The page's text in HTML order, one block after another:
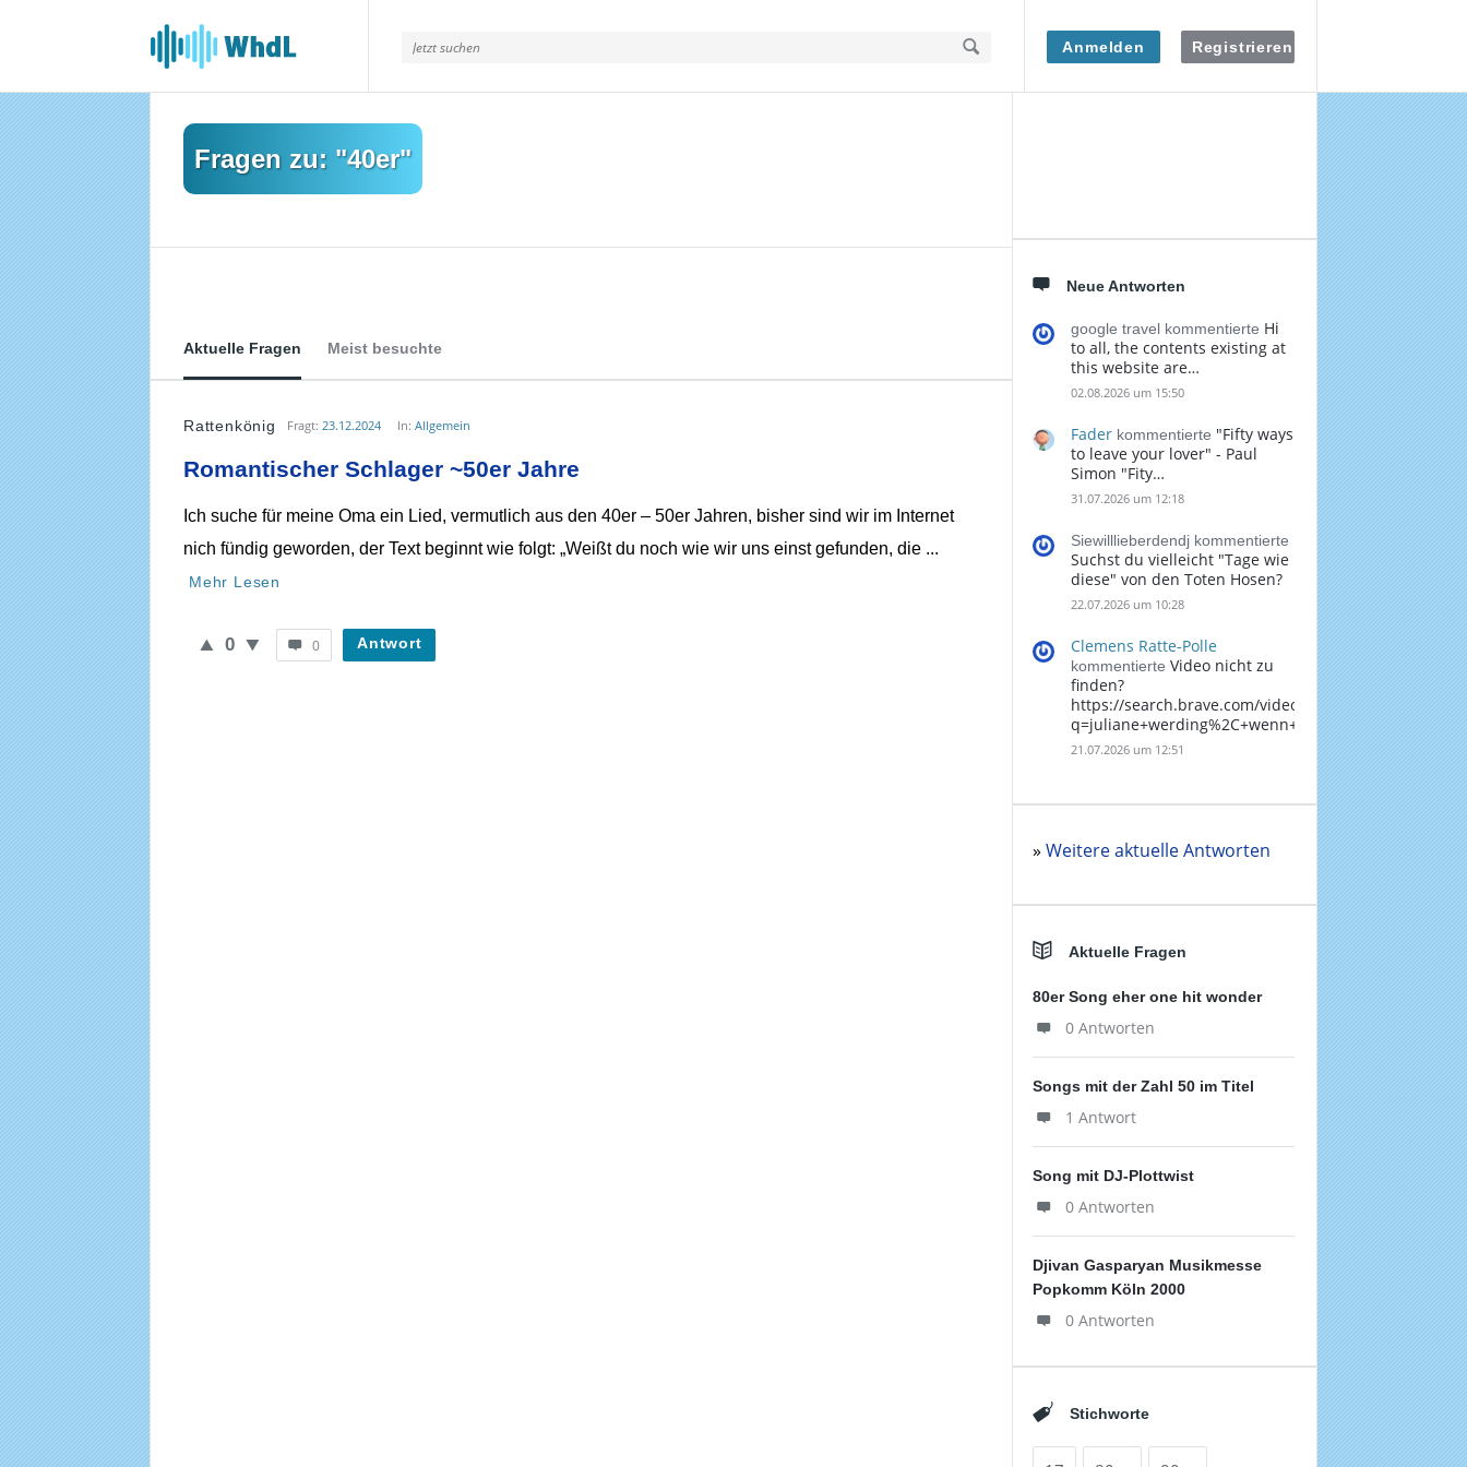
Anmelden Registrieren
Musikforum
von
Fragen zu: "40er"
Aktuelle Fragen Meist besuchte
Musikforum
von
WieheisstdasLied.de
Neueste
Rattenkönig Fragt: 23.12.2024 In: Allgemein
Romantischer Schlager ~50er Jahre
Ich suche für meine Oma ein Lied, vermutlich aus den 40er – 50er Jahren, bisher sind wir im Internet
nich fündig geworden, der Text beginnt wie folgt: „Weißt du noch wie wir uns einst gefunden, die ...
Mehr Lesen
0 0 Antwort
Seitenleiste
Neue Antworten
google travel kommentierte Hi
to all, the contents existing at
this website are…
02.08.2026 um 15:50
Fader kommentierte "Fifty ways
to leave your lover" - Paul
Simon "Fity…
31.07.2026 um 12:18
Siewilllieberdendj kommentierte
Suchst du vielleicht "Tage wie
diese" von den Toten Hosen?
22.07.2026 um 10:28
Clemens Ratte-Polle
kommentierte Video nicht zu
finden?
https://search.brave.com/videos?
21.07.2026 um 12:51
» Weitere aktuelle Antworten
Aktuelle Fragen
80er Song eher one hit wonder
0 Antworten
Songs mit der Zahl 50 im Titel
1 Antwort
Song mit DJ-Plottwist
0 Antworten
Djivan Gasparyan Musikmesse
Popkomm Köln 2000
0 Antworten
Stichworte